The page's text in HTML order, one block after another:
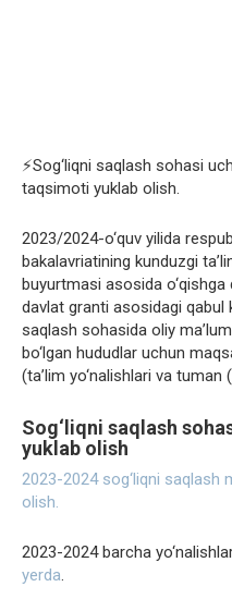
⚡️Sog‘liqni saqlash sohasi
taqsimoti yuklab olish.
2023/2024-o‘quv yilida
bakalavriatining kunduzgi
buyurtmasi asosida
davlat granti asosidagi qabul
saqlash sohasida oliy
bo‘lgan hududlar uchun
(ta’lim yo‘nalishlari va
Sog‘liqni saqlash
yuklab olish
2023-2024 sog‘liqni saqlash
olish.
2023-2024 barcha
yerda.